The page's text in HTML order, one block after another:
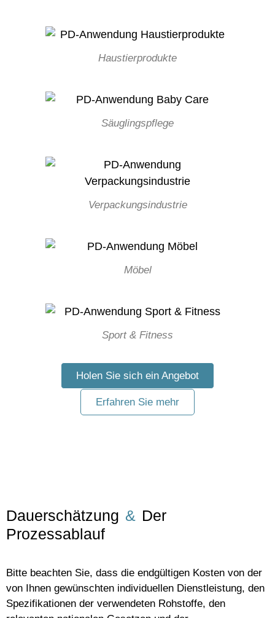
Haustierprodukte
Säuglingspflege
Verpackungsindustrie
Möbel
Sport & Fitness
Holen Sie sich ein Angebot
Erfahren Sie mehr
Dauerschätzung & Der
Prozessablauf
Bitte beachten Sie, dass die endgültigen Kosten von der
von Ihnen gewünschten individuellen Dienstleistung, den
Spezifikationen der verwendeten Rohstoffe, den